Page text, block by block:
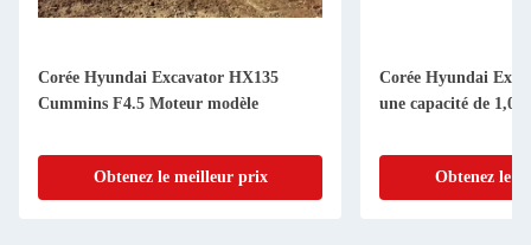
Corée Hyundai Excavator HX135
Cummins F4.5 Moteur modèle
Obtenez le meilleur prix
Corée Hyundai
une capacité de
Obtenez le